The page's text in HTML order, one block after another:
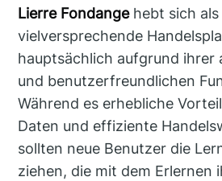
Lierre Fondangehebt sich als
vielversprechende
hauptsächlich aufgrund ihrer
und benutzerfreundlichen
Während es erhebliche
Daten und effiziente
sollten neue Benutzer die
ziehen, die mit dem Erlernen